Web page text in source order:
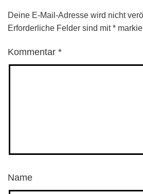
Deine E-Mail-Adresse wird nicht
Erforderliche Felder sind mit*
Kommentar *
Name